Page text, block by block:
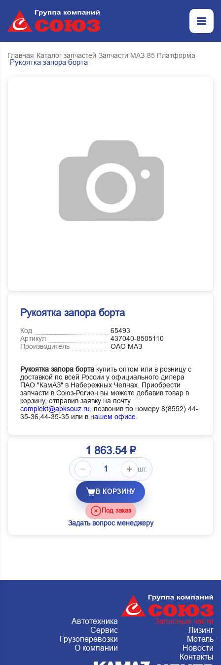
Главная Каталог запчастей Запчасти МАЗ 85 Платформа
Рукоятка запора борта
Рукоятка запора борта
Код
65493
Артикул
437040-8505110
Производитель
ОАО МАЗ
Рукоятка запора борта купить оптом или в розницу с
доставкой по всей России у официального дилера
ПАО "КамАЗ" в Набережных Челнах. Приобрести
запчасти в Союз-Регион вы можете добавив товар в
корзину, отправив заявку на почту
complekt@apksouz.ru,
позвонив по номеру 8(8552) 44-
35-36,44-35-35 или в нашем офисе
1 863.54 ₽
шт.
В КОРЗИНУ
Под заказ
Задать вопрос менеджеру
Автотехника
Запасные части
Сервис
Лизинг
Грузоперевозки
Мотель
О компании
Новости
Контакты